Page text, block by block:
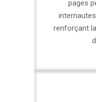
pages
renforçant